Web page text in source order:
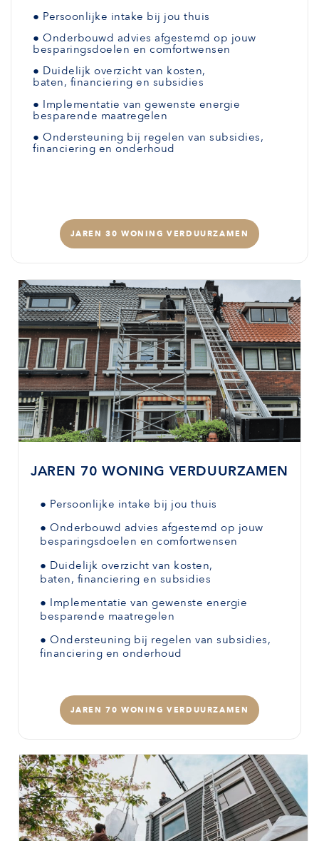
● Persoonlijke intake bij jou thuis
● Onderbouwd advies afgestemd op jouw
besparingsdoelen en comfortwensen
● Duidelijk overzicht van kosten,
baten, financiering en subsidies
● Implementatie van gewenste energie
besparende maatregelen
● Ondersteuning bij regelen van subsidies,
financiering en onderhoud
JAREN 30 WONING VERDUURZAMEN
JAREN 70 WONING VERDUURZAMEN
● Persoonlijke intake bij jou thuis
● Onderbouwd advies afgestemd op jouw
besparingsdoelen en comfortwensen
● Duidelijk overzicht van kosten,
baten, financiering en subsidies
● Implementatie van gewenste energie
besparende maatregelen
● Ondersteuning bij regelen van subsidies,
financiering en onderhoud
JAREN 70 WONING VERDUURZAMEN